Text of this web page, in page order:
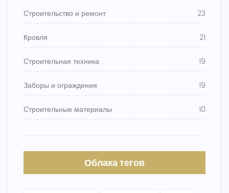
Строительство и ремонт 23
Кровля 21
Строительная техника 19
Заборы и ограждения 19
Строительные материалы 10
Облака тегов